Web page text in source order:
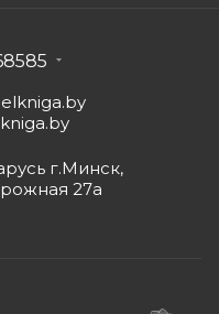
г.Минск,
27а